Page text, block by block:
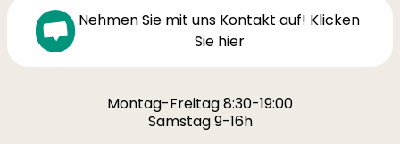
Nehmen Sie mit uns Kontakt auf! Klicken
Sie hier
Montag-Freitag 8:30-19:00
Samstag 9-16h